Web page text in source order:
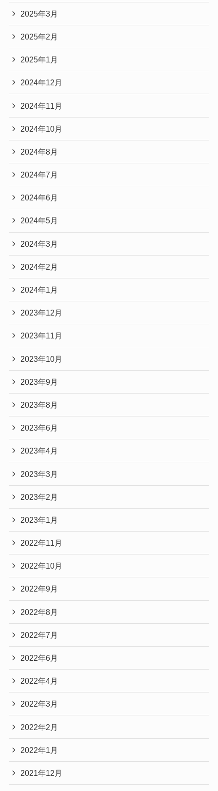
2025年3月
2025年2月
2025年1月
2024年12月
2024年11月
2024年10月
2024年8月
2024年7月
2024年6月
2024年5月
2024年3月
2024年2月
2024年1月
2023年12月
2023年11月
2023年10月
2023年9月
2023年8月
2023年6月
2023年4月
2023年3月
2023年2月
2023年1月
2022年11月
2022年10月
2022年9月
2022年8月
2022年7月
2022年6月
2022年4月
2022年3月
2022年2月
2022年1月
2021年12月